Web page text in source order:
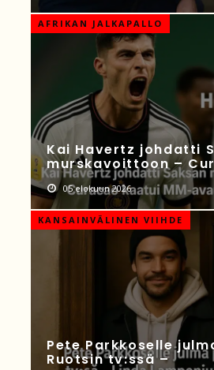
AFRIKAN JALKAPALLO
Kai Havertz johdatti
murskavoittoon –
05 elokuun 2026
KANSAINVÄLINEN VIIHDE
Pete Parkkoselle
Ruotsin tv:ssä –